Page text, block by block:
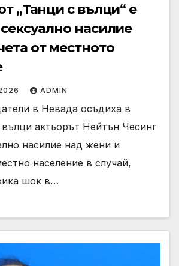
„Танци с вълци“ е
насилие
от местното
ADMIN
в Невада осъдиха в
актьорът Нейтън Чесинг
насилие над жени и
население в случай,
шок в…